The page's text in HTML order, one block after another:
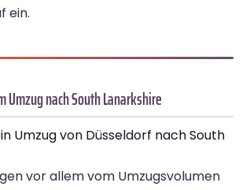
ein.
Umzug nach South Lanarkshire
Umzug von Düsseldorf nach South
vor allem vom Umzugsvolumen